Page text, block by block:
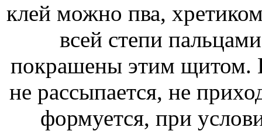
клей можно пва,
всей степи
покрашены этим щитом.
не рассыпается, не
формуется, при